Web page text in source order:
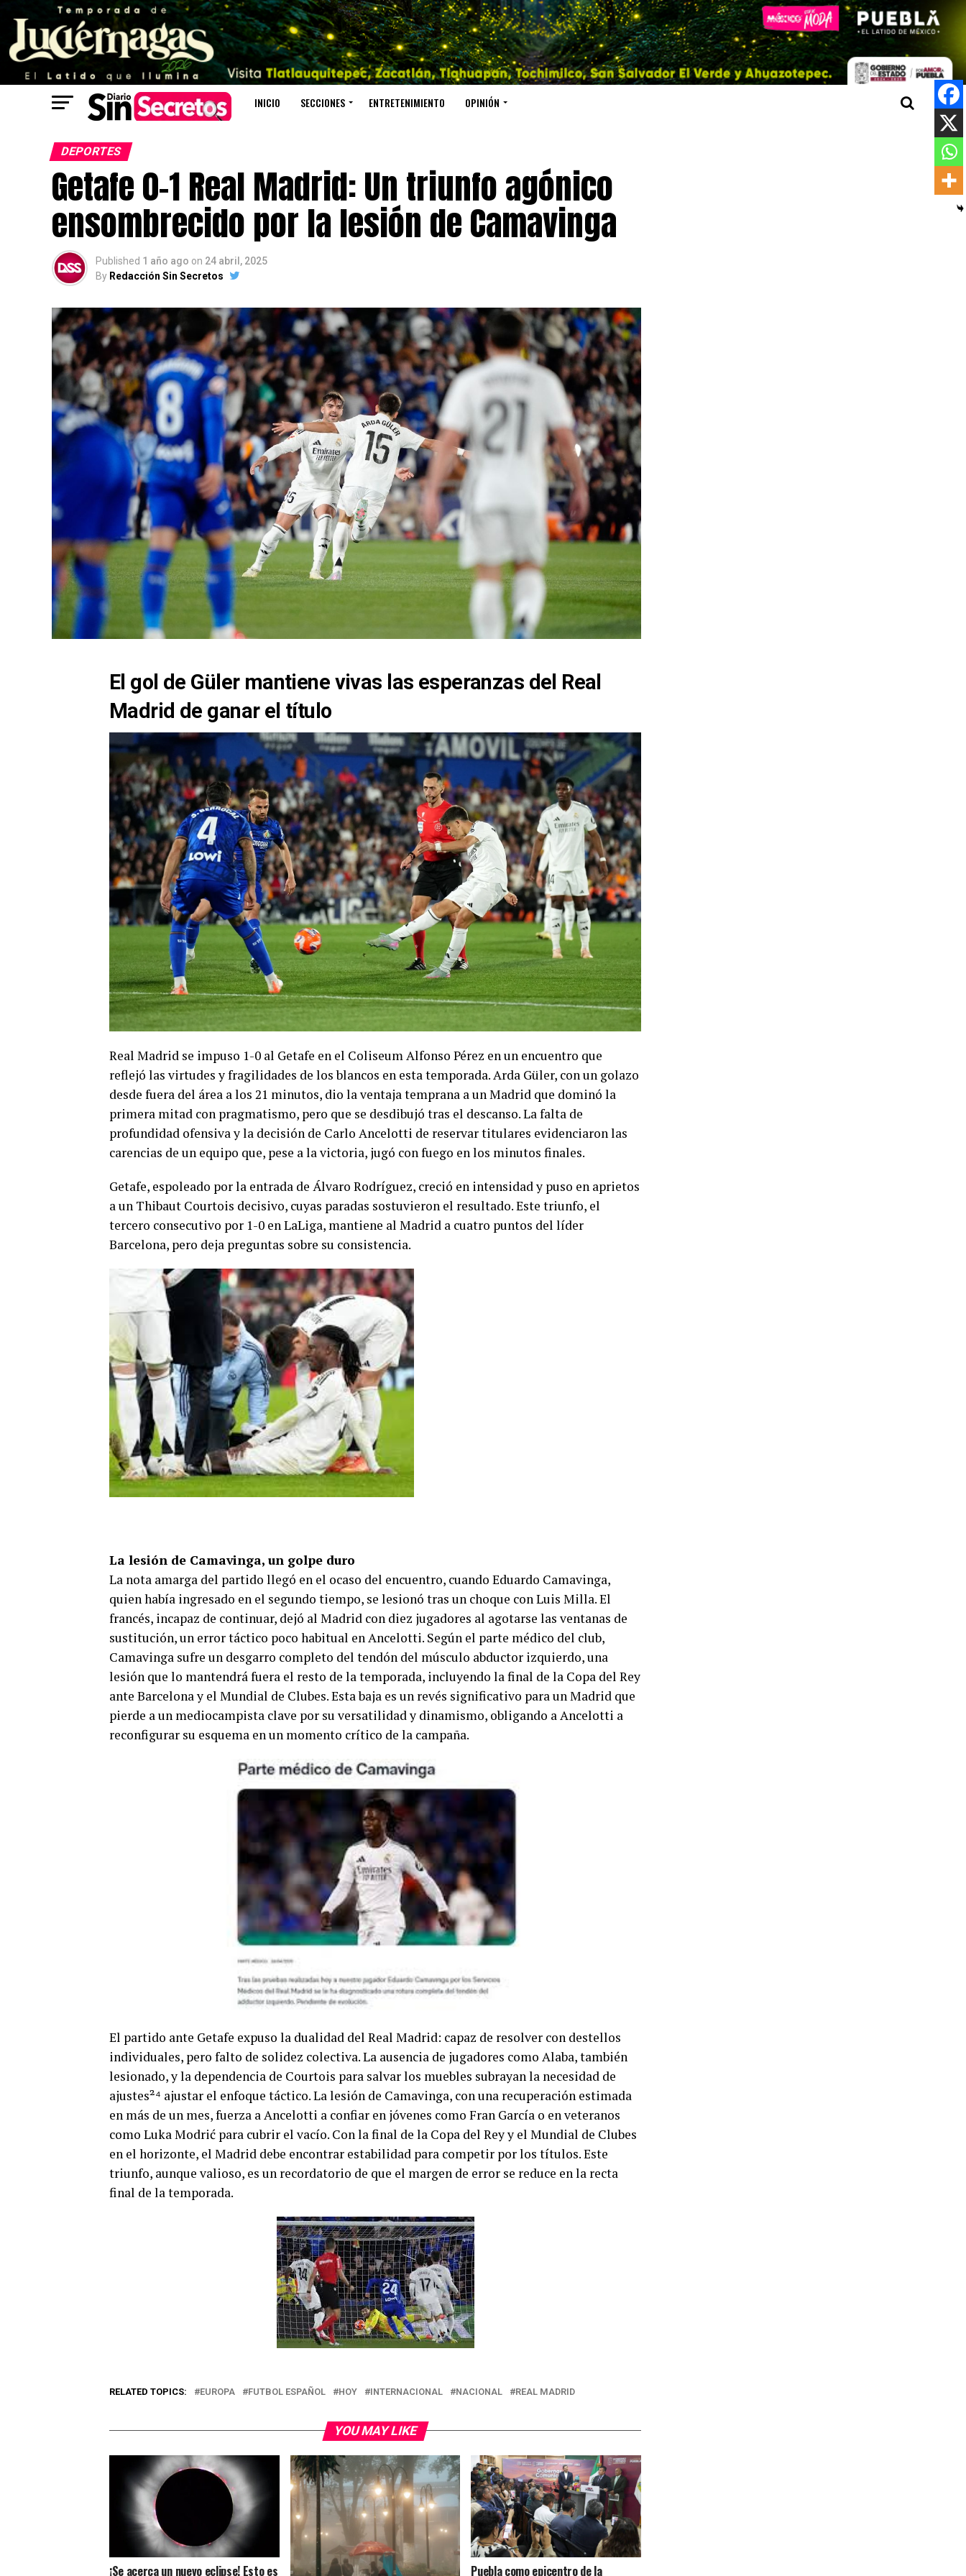
INICIO SECCIONES ENTRETENIMIENTO OPINIÓN
DEPORTES
Getafe 0-1 Real Madrid: Un triunfo agónico
ensombrecido por la lesión de Camavinga
Published 1 año ago on 24 abril, 2025
By Redacción Sin Secretos
El gol de Güler mantiene vivas las esperanzas del Real
Madrid de ganar el título
Real Madrid se impuso 1-0 al Getafe en el Coliseum Alfonso Pérez en un encuentro que
reflejó las virtudes y fragilidades de los blancos en esta temporada. Arda Güler, con un golazo
desde fuera del área a los 21 minutos, dio la ventaja temprana a un Madrid que dominó la
primera mitad con pragmatismo, pero que se desdibujó tras el descanso. La falta de
profundidad ofensiva y la decisión de Carlo Ancelotti de reservar titulares evidenciaron las
carencias de un equipo que, pese a la victoria, jugó con fuego en los minutos finales.
Getafe, espoleado por la entrada de Álvaro Rodríguez, creció en intensidad y puso en aprietos
a un Thibaut Courtois decisivo, cuyas paradas sostuvieron el resultado. Este triunfo, el
tercero consecutivo por 1-0 en LaLiga, mantiene al Madrid a cuatro puntos del líder
Barcelona, pero deja preguntas sobre su consistencia.
La lesión de Camavinga, un golpe duro
La nota amarga del partido llegó en el ocaso del encuentro, cuando Eduardo Camavinga,
quien había ingresado en el segundo tiempo, se lesionó tras un choque con Luis Milla. El
francés, incapaz de continuar, dejó al Madrid con diez jugadores al agotarse las ventanas de
sustitución, un error táctico poco habitual en Ancelotti. Según el parte médico del club,
Camavinga sufre un desgarro completo del tendón del músculo abductor izquierdo, una
lesión que lo mantendrá fuera el resto de la temporada, incluyendo la final de la Copa del Rey
ante Barcelona y el Mundial de Clubes. Esta baja es un revés significativo para un Madrid que
pierde a un mediocampista clave por su versatilidad y dinamismo, obligando a Ancelotti a
reconfigurar su esquema en un momento crítico de la campaña.
El partido ante Getafe expuso la dualidad del Real Madrid: capaz de resolver con destellos
individuales, pero falto de solidez colectiva. La ausencia de jugadores como Alaba, también
lesionado, y la dependencia de Courtois para salvar los muebles subrayan la necesidad de
ajustes²⁴ ajustar el enfoque táctico. La lesión de Camavinga, con una recuperación estimada
en más de un mes, fuerza a Ancelotti a confiar en jóvenes como Fran García o en veteranos
como Luka Modrić para cubrir el vacío. Con la final de la Copa del Rey y el Mundial de Clubes
en el horizonte, el Madrid debe encontrar estabilidad para competir por los títulos. Este
triunfo, aunque valioso, es un recordatorio de que el margen de error se reduce en la recta
final de la temporada.
RELATED TOPICS: EUROPA FUTBOL ESPAÑOL HOY INTERNACIONAL NACIONAL REAL MADRID
YOU MAY LIKE
¡Se acerca un nuevo eclipse! Esto es Puebla como epicentro de la